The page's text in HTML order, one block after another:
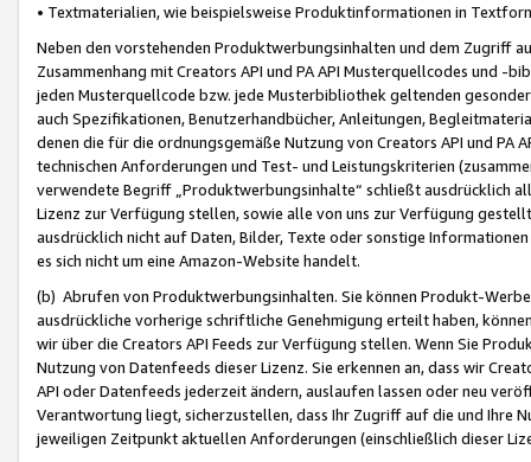
• Textmaterialien, wie beispielsweise Produktinformationen in
Neben den vorstehenden Produktwerbungsinhalten und dem Zugriff
Zusammenhang mit Creators API und PA API Musterquellcodes und
jeden Musterquellcode bzw. jede Musterbibliothek geltenden
auch Spezifikationen, Benutzerhandbücher, Anleitungen,
denen die für die ordnungsgemäße Nutzung von Creators API und PA
technischen Anforderungen und Test- und Leistungskriterien
verwendete Begriff „Produktwerbungsinhalte“ schließt ausdrücklich
Lizenz zur Verfügung stellen, sowie alle von uns zur Verfügung
ausdrücklich nicht auf Daten, Bilder, Texte oder sonstige
es sich nicht um eine Amazon-Website handelt.
(b) Abrufen von Produktwerbungsinhalten. Sie können Produkt-
ausdrückliche vorherige schriftliche Genehmigung erteilt haben,
wir über die Creators API Feeds zur Verfügung stellen. Wenn Sie
Nutzung von Datenfeeds dieser Lizenz. Sie erkennen an, dass wir
API oder Datenfeeds jederzeit ändern, auslaufen lassen oder neu
Verantwortung liegt, sicherzustellen, dass Ihr Zugriff auf die und Ihre
jeweiligen Zeitpunkt aktuellen Anforderungen (einschließlich dieser